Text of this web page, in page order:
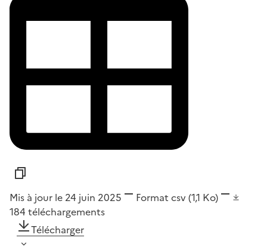
Mis à jour le 24 juin 2025 Format csv(1,1 Ko)
184 téléchargements
Télécharger